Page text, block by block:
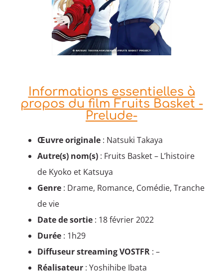
Informations essentielles à
propos du film Fruits Basket -
Prelude-
Œuvre originale : Natsuki Takaya
Autre(s) nom(s) : Fruits Basket – L’histoire
de Kyoko et Katsuya
Genre : Drame, Romance, Comédie, Tranche
de vie
Date de sortie : 18 février 2022
Durée : 1h29
Diffuseur streaming VOSTFR : –
Réalisateur : Yoshihibe Ibata